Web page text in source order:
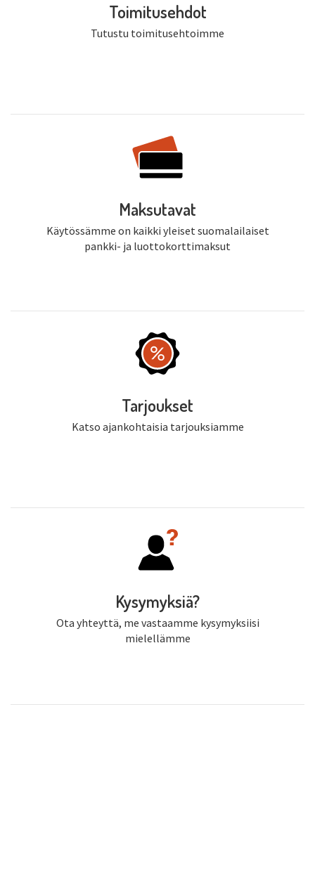
Toimitusehdot
Tutustu toimitusehtoimme
Maksutavat
Käytössämme on kaikki yleiset suomalailaiset
pankki- ja luottokorttimaksut
Tarjoukset
Katso ajankohtaisia tarjouksiamme
Kysymyksiä?
Ota yhteyttä, me vastaamme kysymyksiisi
mielellämme